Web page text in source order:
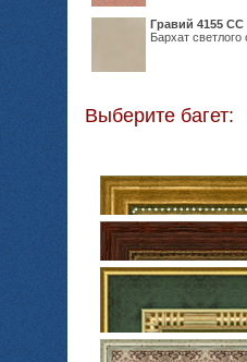
Гравий 4155 СС
Бархат светлого
Выберите багет: